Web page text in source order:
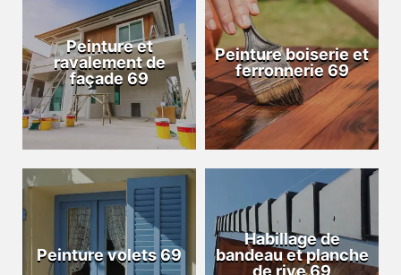
Peinture et
ravalement de
façade 69
Peinture boiserie et
ferronnerie 69
Peinture volets 69
Habillage de
bandeau et planche
de rive 69